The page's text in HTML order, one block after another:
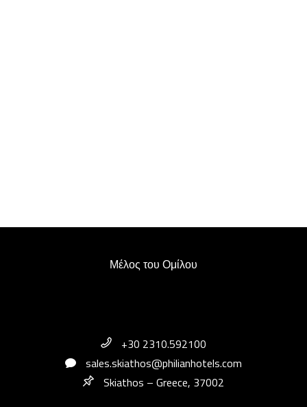
Μέλος του Ομίλου
+30 2310.592100
sales.skiathos@philianhotels.com
Skiathos – Greece, 37002